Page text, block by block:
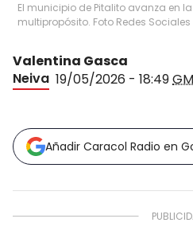
El municipio de Pitalito avanza en
multipropósito. Foto Redes Sociales
Valentina Gasca
Neiva 19/05/2026 - 18:49
Añadir Caracol Radio en